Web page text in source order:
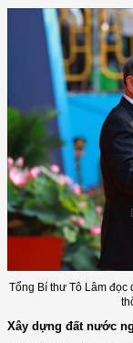
Tổng Bí thư Tô Lâm đọc
Xây dựng đất nước